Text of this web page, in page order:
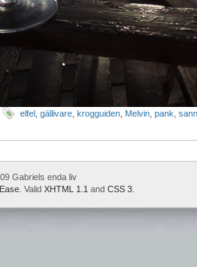
elfel gällivare krogguiden Melvin pank
Gabriels enda liv
. Valid XHTML 1.1 and CSS 3